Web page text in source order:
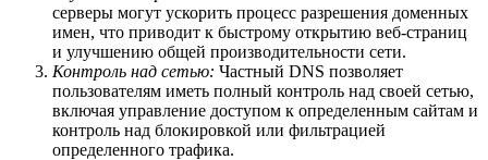
серверы могут ускорить процесс разрешения доменных
имен, что приводит к быстрому открытию веб-страниц
и улучшению общей производительности сети.
Контроль над сетью: Частный DNS позволяет
пользователям иметь полный контроль над своей сетью,
включая управление доступом к определенным сайтам и
контроль над блокировкой или фильтрацией
определенного трафика.